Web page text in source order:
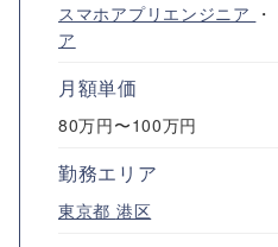
スマホアプリエンジニア ・
ア
月額単価
80万円〜100万円
勤務エリア
東京都 港区